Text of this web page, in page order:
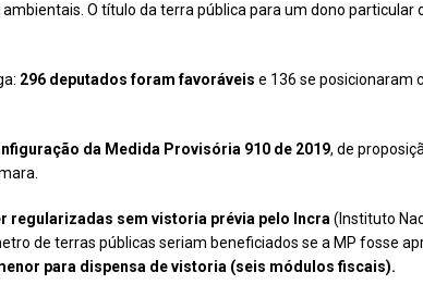
O título da terra pública para um dono particular
296 deputados foram favoráveis e 136 se posicionaram
da Medida Provisória 910 de 2019, de
regularizadas sem vistoria prévia pelo Incra (Instituto
de terras públicas seriam beneficiados se a MP fosse
para dispensa de vistoria (seis módulos fiscais).